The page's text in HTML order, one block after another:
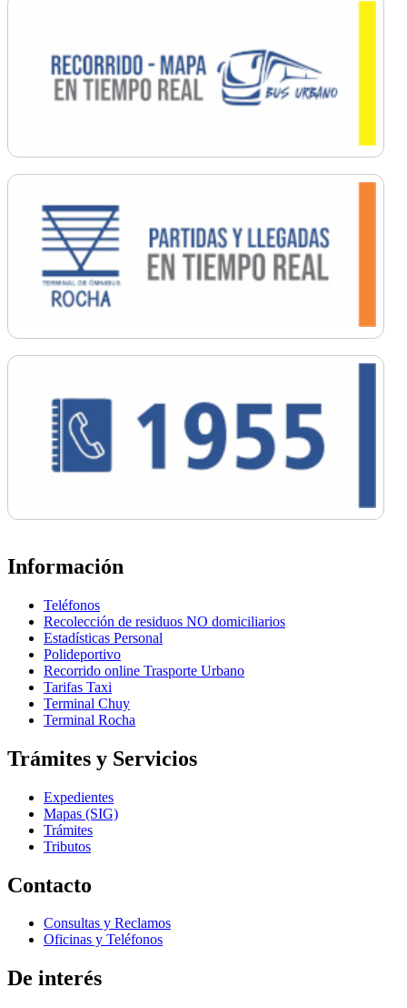
Información
Teléfonos
Recolección de residuos NO domiciliarios
Estadísticas Personal
Polideportivo
Recorrido online Trasporte Urbano
Tarifas Taxi
Terminal Chuy
Terminal Rocha
Trámites y Servicios
Expedientes
Mapas (SIG)
Trámites
Tributos
Contacto
Consultas y Reclamos
Oficinas y Teléfonos
De interés